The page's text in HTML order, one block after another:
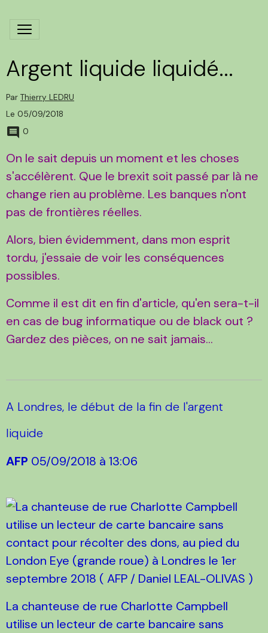
Argent liquide liquidé...
Par Thierry LEDRU
Le 05/09/2018
0
On le sait depuis un moment et les choses
s'accélèrent. Que le brexit soit passé par là ne
change rien au problème. Les banques n'ont
pas de frontières réelles.
Alors, bien évidemment, dans mon esprit
tordu, j'essaie de voir les conséquences
possibles.
Comme il est dit en fin d'article, qu'en sera-t-il
en cas de bug informatique ou de black out ?
Gardez des pièces, on ne sait jamais...
A Londres, le début de la fin de l'argent
liquide
AFP 05/09/2018 à 13:06
La chanteuse de rue Charlotte Campbell
utilise un lecteur de carte bancaire sans